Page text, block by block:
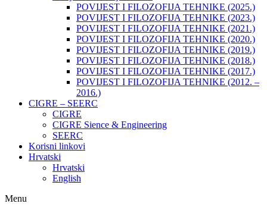
POVIJEST I FILOZOFIJA TEHNIKE (2025.)
POVIJEST I FILOZOFIJA TEHNIKE (2023.)
POVIJEST I FILOZOFIJA TEHNIKE (2021.)
POVIJEST I FILOZOFIJA TEHNIKE (2020.)
POVIJEST I FILOZOFIJA TEHNIKE (2019.)
POVIJEST I FILOZOFIJA TEHNIKE (2018.)
POVIJEST I FILOZOFIJA TEHNIKE (2017.)
POVIJEST I FILOZOFIJA TEHNIKE (2012. –
2016.)
CIGRE – SEERC
CIGRE
CIGRE Sience & Engineering
SEERC
Korisni linkovi
Hrvatski
Hrvatski
English
Menu